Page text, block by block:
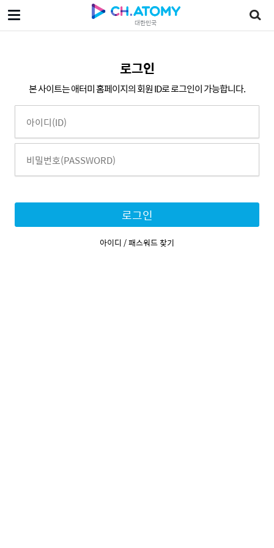
대한민국
로그인
본 사이트는 애터미 홈페이지의 회원 ID로 로그인이 가능합니다.
로그인
아이디 / 패스워드 찾기